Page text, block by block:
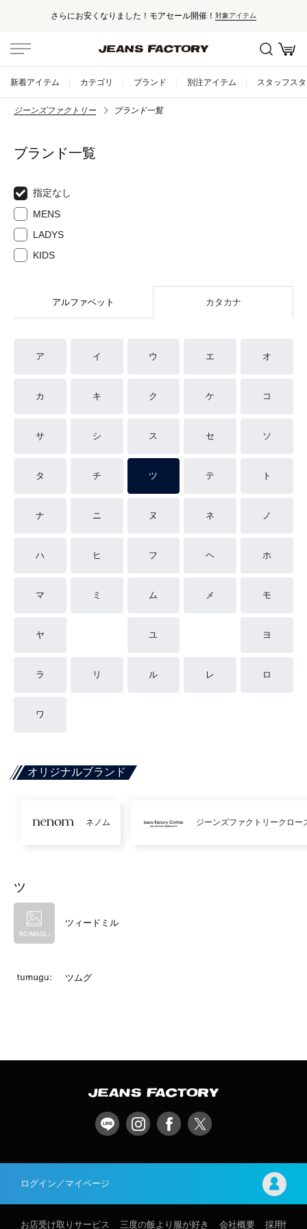
さらにお安くなりました！モアセール開催！ 対象アイテム
新着アイテム カテゴリ ブランド 別注アイテム スタッフス
ジーンズファクトリー ブランド一覧
ブランド一覧
指定なし
MENS
LADYS
KIDS
アルファベット カタカナ
ア イ ウ エ オ
カ キ ク ケ コ
サ シ ス セ ソ
タ チ ツ テ ト
ナ ニ ヌ ネ ノ
ハ ヒ フ ヘ ホ
マ ミ ム メ モ
ヤ ユ ヨ
ラ リ ル レ ロ
ワ
オリジナルブランド
ネノム ジーンズファクトリークロー
ツ
ツィードミル
ツムグ
ログイン／マイページ
お店受け取りサービス 三度の飯より服が好き 会社概要 採用情報